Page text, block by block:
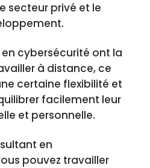
secteur privé et le
cybersécurité ont la
à distance, ce
certaine flexibilité et
facilement leur
et personnelle.
en
pouvez travailler